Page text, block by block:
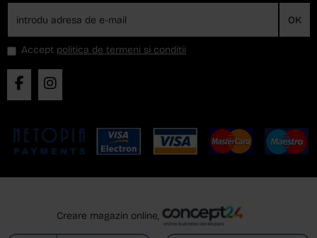
OK
Accept politica de termeni si conditii
Creare magazin online,